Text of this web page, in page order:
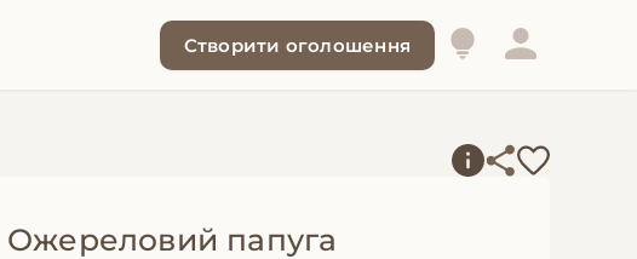
Створити оголошення
Ожереловий папуга